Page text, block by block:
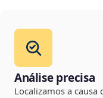
Análise precisa
Localizamos a